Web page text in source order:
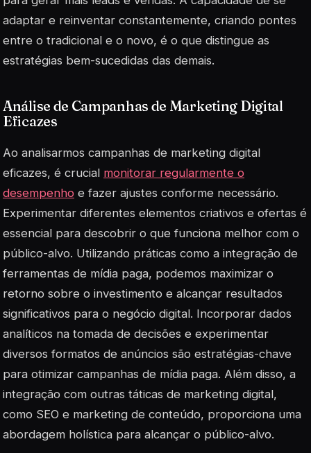
adaptar e reinventar constantemente, criando pontes
entre o tradicional e o novo, é o que distingue as
estratégias bem-sucedidas das demais.
Análise de Campanhas de Marketing Digital
Eficazes
Ao analisarmos campanhas de marketing digital
eficazes, é crucial monitorar regularmente o
desempenho e fazer ajustes conforme necessário.
Experimentar diferentes elementos criativos e ofertas é
essencial para descobrir o que funciona melhor com o
público-alvo. Utilizando práticas como a integração de
ferramentas de mídia paga, podemos maximizar o
retorno sobre o investimento e alcançar resultados
significativos para o negócio digital. Incorporar dados
analíticos na tomada de decisões e experimentar
diversos formatos de anúncios são estratégias-chave
para otimizar campanhas de mídia paga. Além disso, a
integração com outras táticas de marketing digital,
como SEO e marketing de conteúdo, proporciona uma
abordagem holística para alcançar o público-alvo.